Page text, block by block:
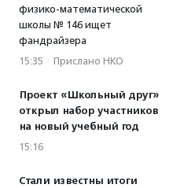
физико-математической
школы № 146 ищет
фандрайзера
15:35 · Прислано НКО
Проект «Школьный друг»
открыл набор участников
на новый учебный год
15:16
Стали известны итоги